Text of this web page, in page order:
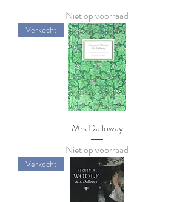
Niet op voorraad
Verkocht
Mrs Dalloway
Niet op voorraad
Verkocht